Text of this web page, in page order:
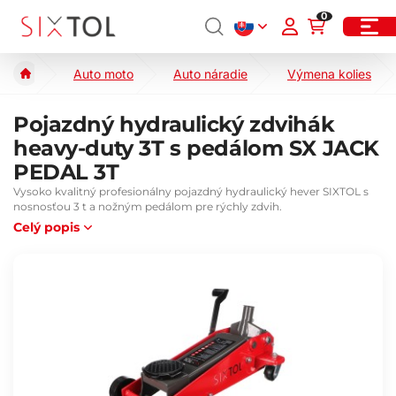
0
Auto moto Auto náradie Výmena kolies
Pojazdný hydraulický zdvihák
heavy-duty 3T s pedálom SX JACK
PEDAL 3T
Vysoko kvalitný profesionálny pojazdný hydraulický hever SIXTOL s
nosnosťou 3 t a nožným pedálom pre rýchly zdvih.
Celý popis